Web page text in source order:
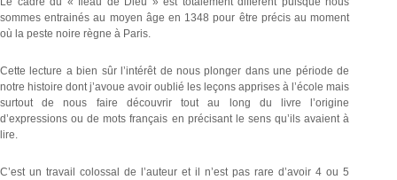
sommes entrainés au moyen âge en 1348 pour être précis au moment
où la peste noire règne à Paris.
Cette lecture a bien sûr l’intérêt de nous plonger dans une période de
notre histoire dont j’avoue avoir oublié les leçons apprises à l’école mais
surtout de nous faire découvrir tout au long du livre l’origine
d’expressions ou de mots français en précisant le sens qu’ils avaient à
lire.
C’est un travail colossal de l’auteur et il n’est pas rare d’avoir 4 ou 5